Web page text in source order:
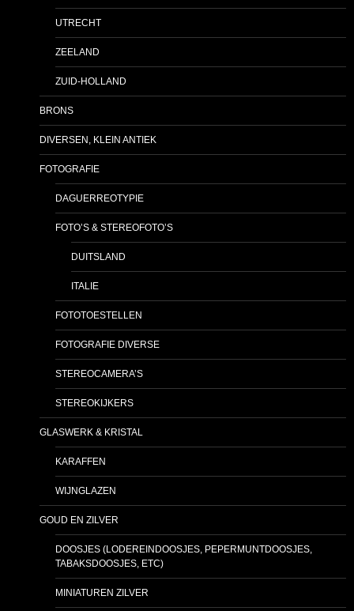
UTRECHT
ZEELAND
ZUID-HOLLAND
BRONS
DIVERSEN, KLEIN ANTIEK
FOTOGRAFIE
DAGUERREOTYPIE
FOTO’S & STEREOFOTO’S
DUITSLAND
ITALIE
FOTOTOESTELLEN
FOTOGRAFIE DIVERSE
STEREOCAMERA’S
STEREOKIJKERS
GLASWERK & KRISTAL
KARAFFEN
WIJNGLAZEN
GOUD EN ZILVER
DOOSJES (LODEREINDOOSJES, PEPERMUNTDOOSJES,
TABAKSDOOSJES, ETC)
MINIATUREN ZILVER